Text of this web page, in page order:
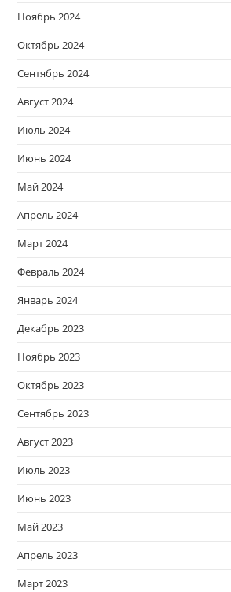
Ноябрь 2024
Октябрь 2024
Сентябрь 2024
Август 2024
Июль 2024
Июнь 2024
Май 2024
Апрель 2024
Март 2024
Февраль 2024
Январь 2024
Декабрь 2023
Ноябрь 2023
Октябрь 2023
Сентябрь 2023
Август 2023
Июль 2023
Июнь 2023
Май 2023
Апрель 2023
Март 2023